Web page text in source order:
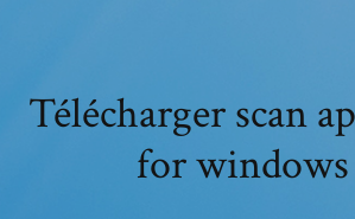
Télécharger scan
for windows